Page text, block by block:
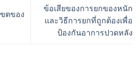
ตของ
ข้อเสียของการยกของหนัก
และวิธีการยกที่ถูกต้องเพื่อ
ป้องกันอาการปวดหลัง